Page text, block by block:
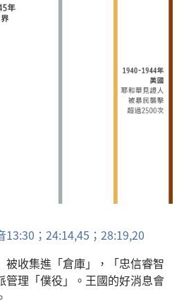
13:30； 24:14,45； 28:19,20
被收集進「倉庫」，「忠信睿智
管理「僕役」。王國的好消息會